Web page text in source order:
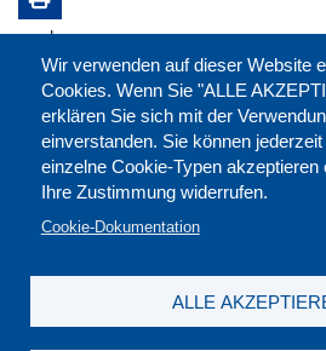
Wir verwenden auf dieser Website
Cookies. Wenn Sie "ALLE
erklären Sie sich mit der
einverstanden. Sie können
einzelne Cookie-Typen akzeptieren
Ihre Zustimmung widerrufen.
Cookie-Dokumentation
ALLE
merken: